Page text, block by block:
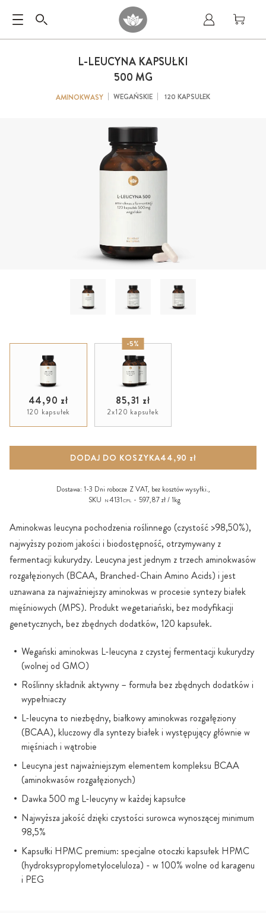
L-LEUCYNA KAPSUŁKI
500 MG
AMINOKWASY WEGAŃSKIE 120 KAPSUŁEK
Aminokwas leucyna pochodzenia roślinnego (czystość >98,50%),
najwyższy poziom jakości i biodostępność, otrzymywany z
fermentacji kukurydzy. Leucyna jest jednym z trzech aminokwasów
rozgałęzionych (BCAA, Branched-Chain Amino Acids) i jest
uznawana za najważniejszy aminokwas w procesie syntezy białek
mięśniowych (MPS). Produkt wegetariański, bez modyfikacji
genetycznych, bez zbędnych dodatków, 120 kapsułek.
Wegański aminokwas L-leucyna z czystej fermentacji kukurydzy
(wolnej od GMO)
Roślinny składnik aktywny – formuła bez zbędnych dodatków i
wypełniaczy
L-leucyna to niezbędny, białkowy aminokwas rozgałęziony
(BCAA), kluczowy dla syntezy białek i występujący głównie w
mięśniach i wątrobie
Leucyna jest najważniejszym elementem kompleksu BCAA
(aminokwasów rozgałęzionych)
Dawka 500 mg L-leucyny w każdej kapsułce
Najwyższa jakość dzięki czystości surowca wynoszącej minimum
98,5%
Kapsułki HPMC premium: specjalne otoczki kapsułek HPMC
(hydroksypropylometyloceluloza) - w 100% wolne od karagenu
i PEG
44,90 zł
120 kapsułek
-5%
85,31 zł
2x120 kapsułek
DODAJ DO KOSZYKA44,90 zł
Dostawa: 1-3 Dni robocze Z VAT, bez kosztów wysyłki.,
SKU
N4131CPL 597,87 zł / 1kg